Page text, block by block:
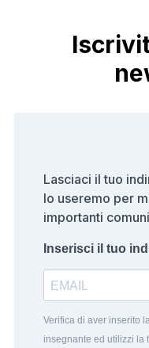
Lasciaci il tuo
lo useremo per
importanti
Inserisci il tuo
Verifica di aver inserito
insegnante ed utilizzi la